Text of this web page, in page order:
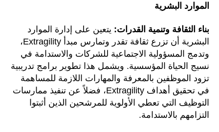
الموارد البشرية
بناء الثقافة وتنمية القدرات: يتعين على إدارة الموارد
البشرية أن تزرع ثقافة تقدر وتمارس مبدأ Extragility،
وتدمج المسؤولية الاجتماعية للشركات والاستدامة في
نسيج الحياة المؤسسية. ويشمل هذا تطوير برامج تدريبية
تزود الموظفين بالمعرفة والمهارات اللازمة للمساهمة
في تحقيق أهداف Extragility، فضلاً عن تنفيذ ممارسات
التوظيف التي تعطي الأولوية للمرشحين الذين أثبتوا
التزامهم بالاستدامة.